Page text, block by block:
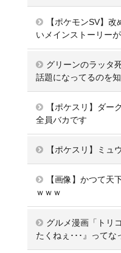
【ポケモンSV】
いメインストーリー
グリーンのラッタ
話題になってるのを
【ポケスリ】ダー
全員バカです
【ポケスリ】ミュ
【画像】かつて天
ｗｗｗ
グルメ漫画「トリ
たくねぇ･･･』ってな